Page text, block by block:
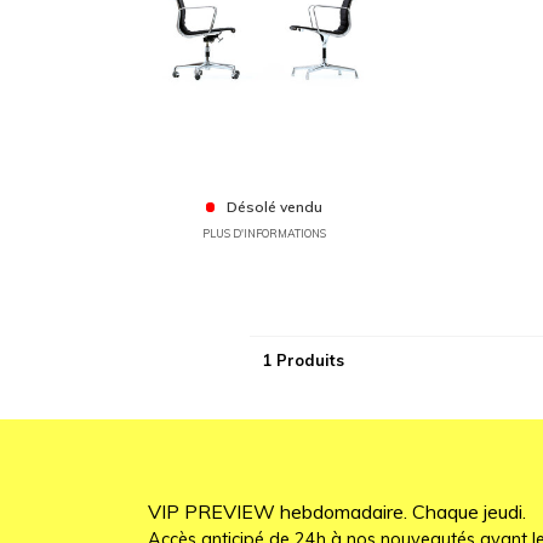
Désolé vendu
PLUS D'INFORMATIONS
1 Produits
VIP PREVIEW hebdomadaire. Chaque jeudi.